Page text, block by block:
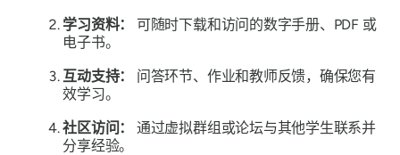
学习资料：
可随时下载和访问的数字手册、PDF 或
电子书。
互动支持：
问答环节、作业和教师反馈，确保您有
效学习。
社区访问：
通过虚拟群组或论坛与其他学生联系并
分享经验。